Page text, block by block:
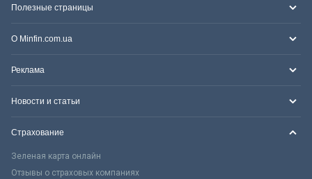
Полезные страницы
О Minfin.com.ua
Реклама
Новости и статьи
Страхование
Зеленая карта онлайн
Отзывы о страховых компаниях